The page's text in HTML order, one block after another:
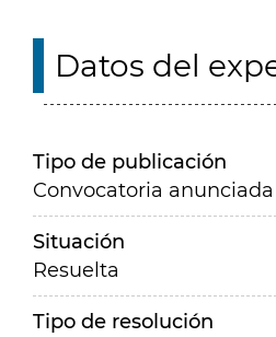
Datos del
Tipo de publicación
Convocatoria
Situación
Resuelta
Tipo de resolución